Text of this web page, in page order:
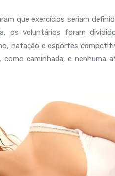
que exercícios seriam
os voluntários foram
natação e esportes
caminhada, e nenhuma